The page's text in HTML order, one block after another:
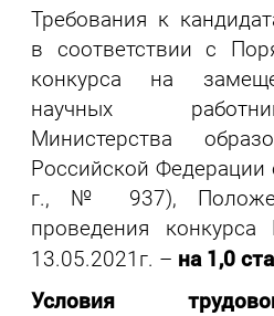
Требования к
в соответствии с
конкурса на
научных
Министерства
Российской Федерации
г., № 937),
проведения
13.05.2021г. – на 1,0
Условия